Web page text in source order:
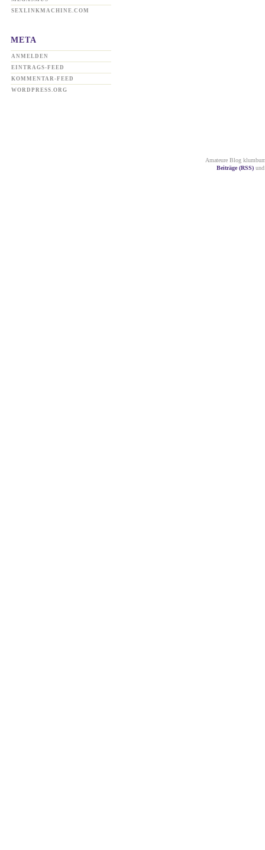
SEXLINKMACHINE.COM
META
ANMELDEN
EINTRAGS-FEED
KOMMENTAR-FEED
WORDPRESS.ORG
Amateure Blog
Beiträge (RSS)